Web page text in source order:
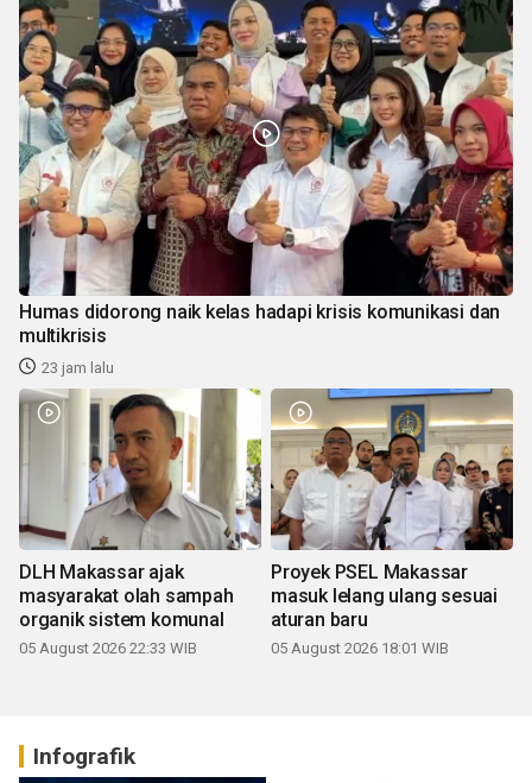
Humas didorong naik kelas hadapi krisis komunikasi dan
multikrisis
23 jam lalu
DLH Makassar ajak
masyarakat olah sampah
organik sistem komunal
05 August 2026 22:33 WIB
Proyek PSEL Makassar
masuk lelang ulang sesuai
aturan baru
05 August 2026 18:01 WIB
Infografik